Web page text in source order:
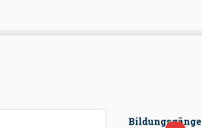
Bildungsgänge